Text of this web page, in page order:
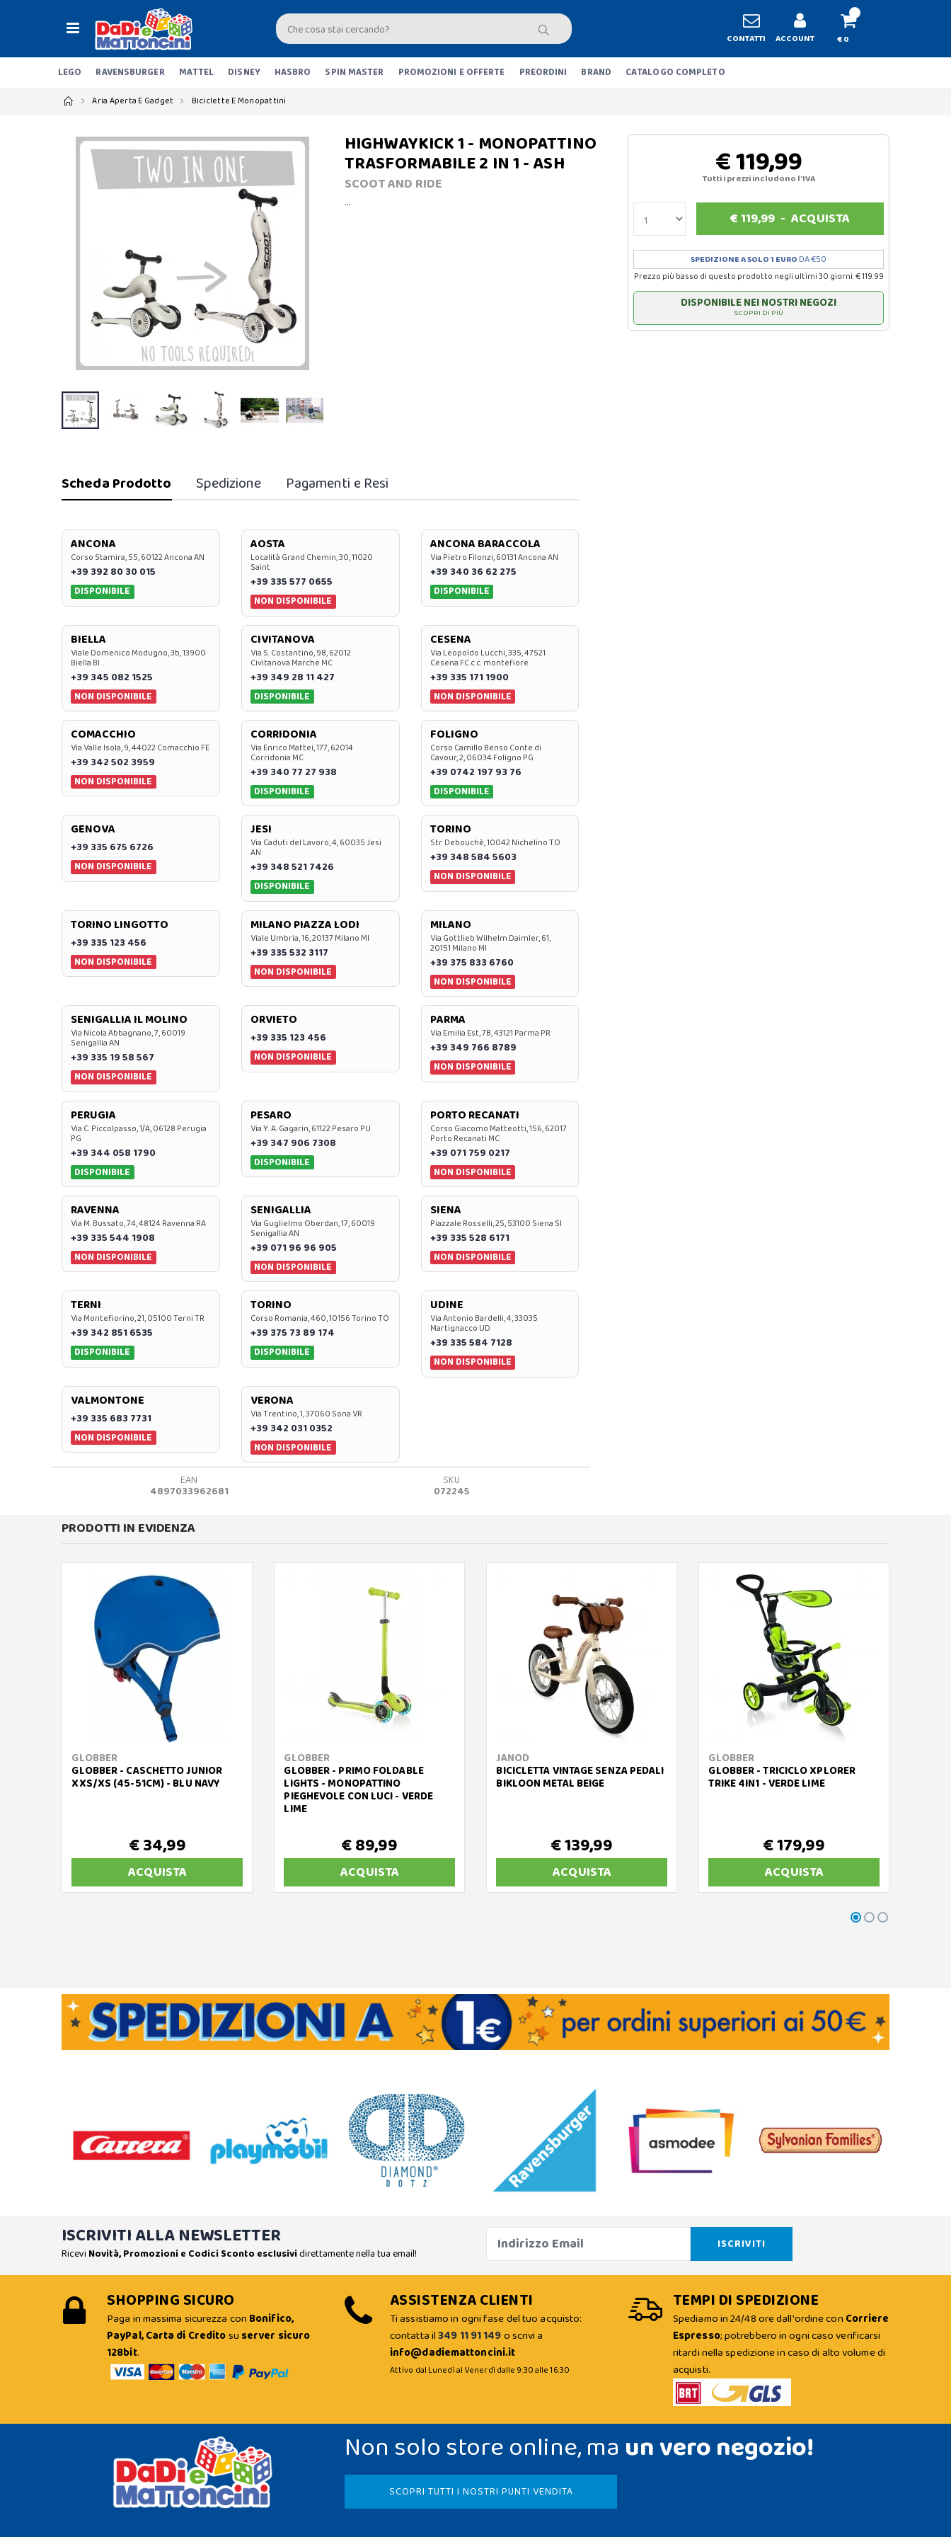
CONTATTI ACCOUNT € 0
LEGO RAVENSBURGER MATTEL DISNEY HASBRO SPIN MASTER PROMOZIONI E OFFERTE PREORDINI BRAND CATALOGO COMPLETO
Aria Aperta E Gadget Biciclette E Monopattini
HIGHWAYKICK 1 - MONOPATTINO
TRASFORMABILE 2 IN 1 - ASH
SCOOT AND RIDE
…
€ 119,99
Tutti i prezzi includono l'IVA
€119,99 -ACQUISTA
SPEDIZIONE A SOLO 1 EURO DA €50
Prezzo più basso di questo prodotto negli ultimi 30 giorni: € 119.99
DISPONIBILE NEI NOSTRI NEGOZI
SCOPRI DI PIÙ
Scheda Prodotto Spedizione Pagamenti e Resi
ANCONA
Corso Stamira, 55, 60122 Ancona AN
+39 392 80 30 015
DISPONIBILE
AOSTA
Località Grand Chemin, 30, 11020
Saint
+39 335 577 0655
NON DISPONIBILE
ANCONA BARACCOLA
Via Pietro Filonzi, 60131 Ancona AN
+39 340 36 62 275
DISPONIBILE
BIELLA
Viale Domenico Modugno, 3b, 13900
Biella BI
+39 345 082 1525
NON DISPONIBILE
CIVITANOVA
Via S. Costantino, 98, 62012
Civitanova Marche MC
+39 349 28 11 427
DISPONIBILE
CESENA
Via Leopoldo Lucchi, 335, 47521
Cesena FC c.c. montefiore
+39 335 171 1900
NON DISPONIBILE
COMACCHIO
Via Valle Isola, 9, 44022 Comacchio FE
+39 342 502 3959
NON DISPONIBILE
CORRIDONIA
Via Enrico Mattei, 177, 62014
Corridonia MC
+39 340 77 27 938
DISPONIBILE
FOLIGNO
Corso Camillo Benso Conte di
Cavour, 2, 06034 Foligno PG
+39 0742 197 93 76
DISPONIBILE
GENOVA
+39 335 675 6726
NON DISPONIBILE
JESI
Via Caduti del Lavoro, 4, 60035 Jesi
AN
+39 348 521 7426
DISPONIBILE
TORINO
Str. Debouchè, 10042 Nichelino TO
+39 348 584 5603
NON DISPONIBILE
TORINO LINGOTTO
+39 335 123 456
NON DISPONIBILE
MILANO PIAZZA LODI
Viale Umbria, 16, 20137 Milano MI
+39 335 532 3117
NON DISPONIBILE
MILANO
Via Gottlieb Wilhelm Daimler, 61,
20151 Milano MI
+39 375 833 6760
NON DISPONIBILE
SENIGALLIA IL MOLINO
Via Nicola Abbagnano, 7, 60019
Senigallia AN
+39 335 19 58 567
NON DISPONIBILE
ORVIETO
+39 335 123 456
NON DISPONIBILE
PARMA
Via Emilia Est, 7B, 43121 Parma PR
+39 349 766 8789
NON DISPONIBILE
PERUGIA
Via C. Piccolpasso, 1/A, 06128 Perugia
PG
+39 344 058 1790
DISPONIBILE
PESARO
Via Y. A. Gagarin, 61122 Pesaro PU
+39 347 906 7308
DISPONIBILE
PORTO RECANATI
Corso Giacomo Matteotti, 156, 62017
Porto Recanati MC
+39 071 759 0217
NON DISPONIBILE
RAVENNA
Via M. Bussato, 74, 48124 Ravenna RA
+39 335 544 1908
NON DISPONIBILE
SENIGALLIA
Via Guglielmo Oberdan, 17, 60019
Senigallia AN
+39 071 96 96 905
NON DISPONIBILE
SIENA
Piazzale Rosselli, 25, 53100 Siena SI
+39 335 528 6171
NON DISPONIBILE
TERNI
Via Montefiorino, 21, 05100 Terni TR
+39 342 851 6535
DISPONIBILE
TORINO
Corso Romania, 460, 10156 Torino TO
+39 375 73 89 174
DISPONIBILE
UDINE
Via Antonio Bardelli, 4, 33035
Martignacco UD
+39 335 584 7128
NON DISPONIBILE
VALMONTONE
+39 335 683 7731
NON DISPONIBILE
VERONA
Via Trentino, 1, 37060 Sona VR
+39 342 031 0352
NON DISPONIBILE
EAN
4897033962681
SKU
072245
PRODOTTI IN EVIDENZA
GLOBBER
GLOBBER - CASCHETTO JUNIOR
XXS/XS (45-51CM) - BLU NAVY
€ 34,99
ACQUISTA
GLOBBER
GLOBBER - PRIMO FOLDABLE
LIGHTS - MONOPATTINO
PIEGHEVOLE CON LUCI - VERDE
LIME
€ 89,99
ACQUISTA
JANOD
BICICLETTA VINTAGE SENZA PEDALI
BIKLOON METAL BEIGE
€ 139,99
ACQUISTA
GLOBBER
GLOBBER - TRICICLO XPLORER
TRIKE 4IN1 - VERDE LIME
€ 179,99
ACQUISTA
ISCRIVITI ALLA NEWSLETTER
Ricevi Novità, Promozioni e Codici Sconto esclusividirettamente nella tua email!
SHOPPING SICURO
Paga in massima sicurezza con Bonifico,
PayPal, Carta di Creditosu server sicuro
128bit.
ASSISTENZA CLIENTI
Ti assistiamo in ogni fase del tuo acquisto:
contatta il349 11 91 149o scrivi a
info@dadiemattoncini.it
Attivo dal Lunedì al Venerdì dalle 9:30 alle 16:30
TEMPI DI SPEDIZIONE
Spediamo in 24/48 ore dall'ordine con Corriere
Espresso; potrebbero in ogni caso verificarsi
ritardi nella spedizione in caso di alto volume di
acquisti.
Non solo store online, ma un vero negozio!
SCOPRI TUTTI I NOSTRI PUNTI VENDITA